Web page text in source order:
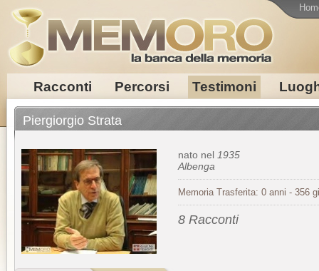
Racconti Percorsi Testimoni
Piergiorgio Strata
nato nel 1935
Albenga
Memoria Trasferita: 0 anni - 356
8 Racconti